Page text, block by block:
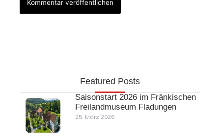
Featured Posts
Saisonstart 2026 im Fränkischen
Freilandmuseum Fladungen
25. März 2026